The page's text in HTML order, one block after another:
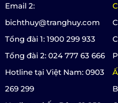
Email 2:
bichthuy@tranghuy.com
Tổng đài 1: 1900 299 933
Tổng đài 2: 024 777 63 666
Hotline tại Việt Nam: 0903
269 299